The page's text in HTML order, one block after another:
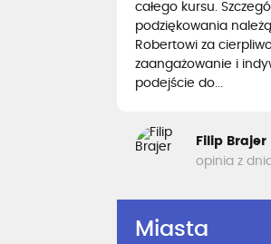
całego kursu.
podziękowania
Robertowi za
zaangażowanie i
podejście do...
Filip Brajer
opinia z
Miasta